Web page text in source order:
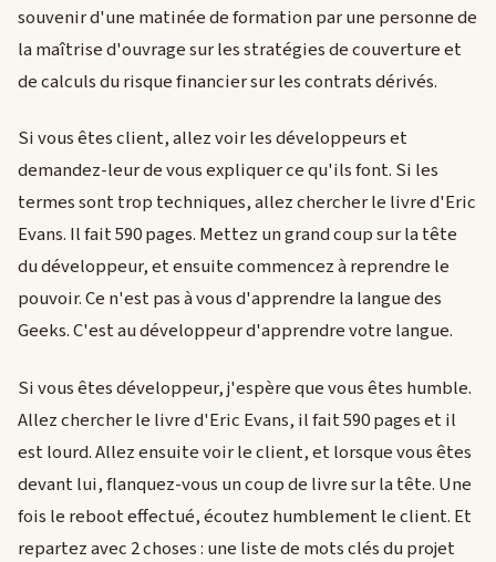
souvenir d'une matinée de formation par une personne de
la maîtrise d'ouvrage sur les stratégies de couverture et
de calculs du risque financier sur les contrats dérivés.
Si vous êtes client, allez voir les développeurs et
demandez-leur de vous expliquer ce qu'ils font. Si les
termes sont trop techniques, allez chercher le livre d'Eric
Evans. Il fait 590 pages. Mettez un grand coup sur la tête
du développeur, et ensuite commencez à reprendre le
pouvoir. Ce n'est pas à vous d'apprendre la langue des
Geeks. C'est au développeur d'apprendre votre langue.
Si vous êtes développeur, j'espère que vous êtes humble.
Allez chercher le livre d'Eric Evans, il fait 590 pages et il
est lourd. Allez ensuite voir le client, et lorsque vous êtes
devant lui, flanquez-vous un coup de livre sur la tête. Une
fois le reboot effectué, écoutez humblement le client. Et
repartez avec 2 choses : une liste de mots clés du projet